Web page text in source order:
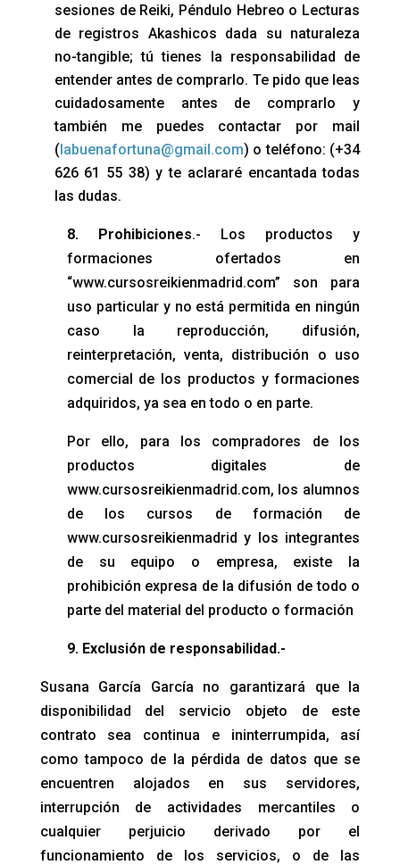
sesiones de Reiki, Péndulo Hebreo o Lecturas
de registros Akashicos dada su naturaleza
no-tangible; tú tienes la responsabilidad de
entender antes de comprarlo. Te pido que leas
cuidadosamente antes de comprarlo y
también me puedes contactar por mail
(labuenafortuna@gmail.com) o teléfono: (+34
626 61 55 38) y te aclararé encantada todas
las dudas.
8. Prohibiciones.- Los productos y
formaciones ofertados en
“www.cursosreikienmadrid.com” son para
uso particular y no está permitida en ningún
caso la reproducción, difusión,
reinterpretación, venta, distribución o uso
comercial de los productos y formaciones
adquiridos, ya sea en todo o en parte.
Por ello, para los compradores de los
productos digitales de
www.cursosreikienmadrid.com, los alumnos
de los cursos de formación de
www.cursosreikienmadrid y los integrantes
de su equipo o empresa, existe la
prohibición expresa de la difusión de todo o
parte del material del producto o formación
9. Exclusión de responsabilidad.-
Susana García García no garantizará que la
disponibilidad del servicio objeto de este
contrato sea continua e ininterrumpida, así
como tampoco de la pérdida de datos que se
encuentren alojados en sus servidores,
interrupción de actividades mercantiles o
cualquier perjuicio derivado por el
funcionamiento de los servicios, o de las